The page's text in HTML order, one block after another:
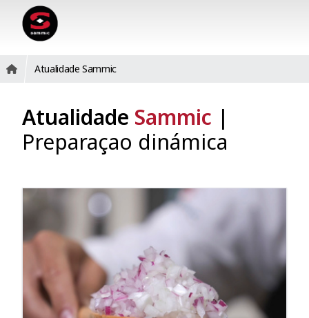
Atualidade Sammic
Atualidade Sammic |
Preparaçao dinámica